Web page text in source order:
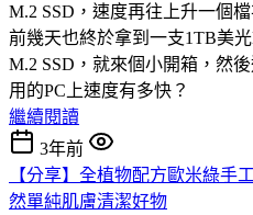
M.2 SSD，速度再往上升一個
前幾天也終於拿到一支1TB美
M.2 SSD，就來個小開箱，然
用的PC上速度有多快？
繼續閱讀
3年前
【分享】全植物配方歐米綠手
然單純肌膚清潔好物